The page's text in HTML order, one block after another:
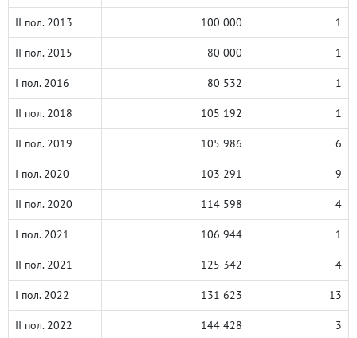
II пол. 2013 100 000 1
II пол. 2015 80 000 1
I пол. 2016 80 532 1
II пол. 2018 105 192 1
II пол. 2019 105 986 6
I пол. 2020 103 291 9
II пол. 2020 114 598 4
I пол. 2021 106 944 1
II пол. 2021 125 342 4
I пол. 2022 131 623 13
II пол. 2022 144 428 3